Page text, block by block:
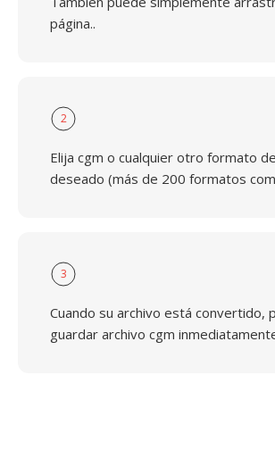
página..
2
Elija cgm o cualquier otro formato
deseado (más de 200 formatos
3
Cuando su archivo está convertido,
guardar archivo cgm